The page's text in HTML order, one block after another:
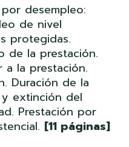
desempleo:
de nivel
protegidas.
de la prestación.
a la prestación.
Duración de la
extinción del
Prestación por
[11 páginas]